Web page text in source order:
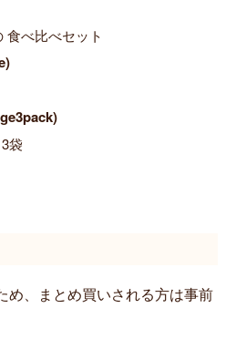
食べ比べセット
袋
め、まとめ買いされる方は事前